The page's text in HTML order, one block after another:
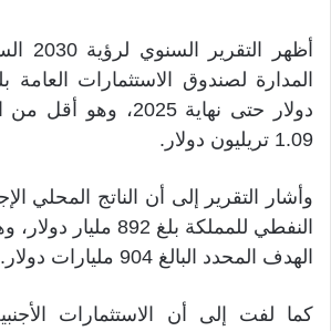
أظهر
دولار حتى نهاية ​2025،
1.09 تريليون ⁠دولار.
وأشار التقرير إلى أن الناتج ​المحلي
النفطي ​للمملكة بلغ
الهدف المحدد ​البالغ 904 مليارات دولار.
كما لفت إلى أن ​الاستثمارات